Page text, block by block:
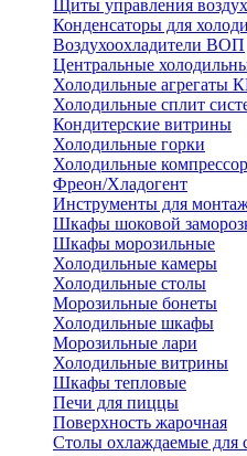
Щиты управления
Конденсаторы для
Воздухоохладители ВОП
Центральные
Холодильные агрегаты
Холодильные cплит
Кондитерские витрины
Холодильные горки
Холодильные
Фреон/Хладогент
Инструменты для
Шкафы шоковой
Шкафы морозильные
Холодильные камеры
Холодильные столы
Морозильные бонеты
Холодильные шкафы
Морозильные лари
Холодильные витрины
Шкафы тепловые
Печи для пиццы
Поверхность жарочная
Столы охлаждаемые для